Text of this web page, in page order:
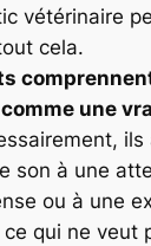
vétérinaire
cela.
une
ils
son à une
ou à une
qui ne veut